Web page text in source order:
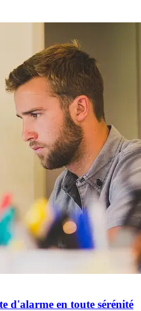
d'alarme en toute sérénité